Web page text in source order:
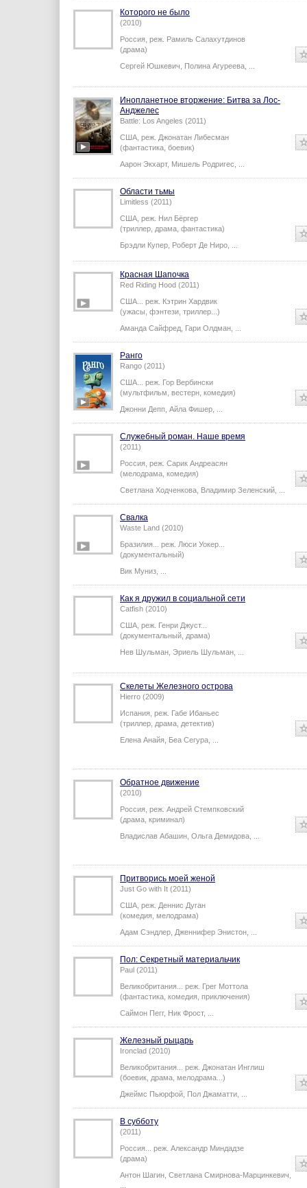
Которого не было
(2010)
Россия, реж.
Рамиль Салахутдинов
(драма)
Сергей Юшкевич , Полина Агуреева ,
Инопланетное вторжение: Битва за Лос-
Анджелес
Battle: Los Angeles (2011)
США, реж. Джонатан Либесман
(фантастика, боевик)
Аарон Экхарт , Мишель Родригес ,
Области тьмы
Limitless (2011)
США, реж.
Нил Бёргер
(триллер, драма, фантастика)
Брэдли Купер , Роберт Де Ниро ,
Красная Шапочка
Red Riding Hood (2011)
США... реж.
Кэтрин Хардвик
(ужасы, фэнтези, триллер...)
Аманда Сайфред, Гари Олдман ,
Ранго
Rango (2011)
США... реж.
Гор Вербински
(мультфильм, вестерн, комедия)
Джонни Депп , Айла Фишер ,
Служебный роман. Наше время
(2011)
Россия, реж.
Сарик Андреасян
(мелодрама, комедия)
Светлана Ходченкова , Владимир Зеленский ,
Свалка
Waste Land (2010)
Бразилия... реж. Люси Уокер
(документальный)
Вик Муниз ,
Как я дружил в социальной сети
Catfish (2010)
США, реж. Генри Джуст
(документальный, драма)
Нев Шульман , Эриель Шульман ,
Скелеты Железного острова
Hierro (2009)
Испания, реж.
Габе Ибаньес
(триллер, драма, детектив)
, Беа Сегура ,
Обратное движение
(2010)
Россия, реж.
Андрей Стемпковский
(драма, криминал)
Владислав Абашин , Ольга Демидова ,
Притворись моей женой
Just Go with It (2011)
США, реж. Деннис Дуган
(комедия, мелодрама)
Адам Сэндлер , Дженнифер Энистон ,
Пол: Секретный материальчик
Paul (2011)
Великобритания... реж.
Грег Моттола
(фантастика, комедия, приключения)
, Ник Фрост ,
Железный рыцарь
Ironclad (2010)
Великобритания... реж. Джонатан Инглиш
(боевик, драма, мелодрама...)
Джеймс Пьюрфой , Пол Джаматти ,
В субботу
(2011)
Россия... реж.
Александр Миндадзе
(драма)
, Светлана Смирнова-Марцинкевич ,